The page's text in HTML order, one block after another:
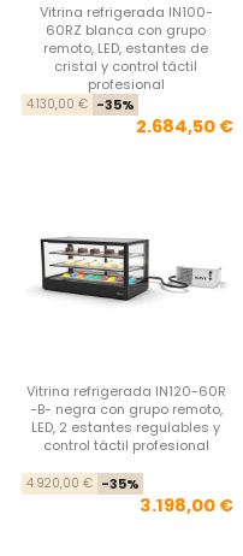
Vitrina refrigerada IN100-
60RZ blanca con grupo
remoto, LED, estantes de
cristal y control táctil
profesional
4.130,00 € -35%
2.684,50 €
Vitrina refrigerada IN120-60R
-B- negra con grupo remoto,
LED, 2 estantes regulables y
control táctil profesional
4.920,00 € -35%
3.198,00 €